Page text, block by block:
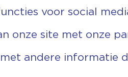
voor social
onze site met onze
andere informatie